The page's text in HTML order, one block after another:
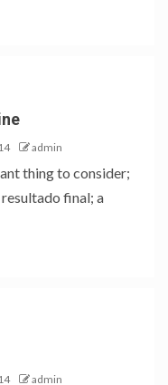
admin
thing to consider;
final; a
admin